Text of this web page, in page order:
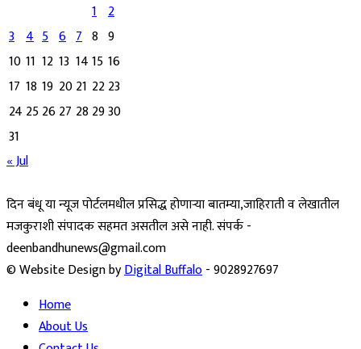
1 2
3 4 5 6 7 8 9
10 11 12 13 1415 16
17 18 19 2021 2223
24 252627 28 2930
31
« Jul
दिन बंधू या न्यूज पोर्टलमधील प्रसिद्ध होणाऱ्या बातम्या,जाहिराती व लेखातील
मजकुराशी संपादक सहमत असतील असे नाही. संपर्क -
deenbandhunews@gmail.com
© Website Design byDigital Buffalo- 9028927697
Home
About Us